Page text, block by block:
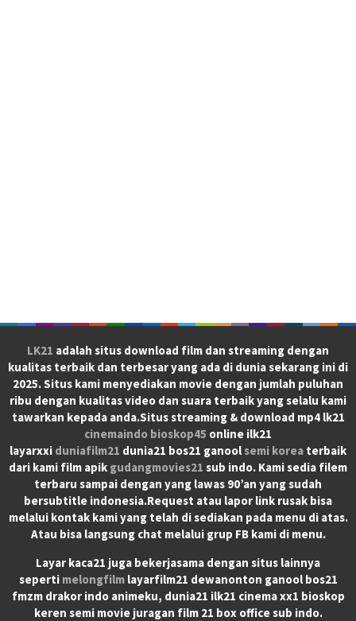
LK21 adalah situs download film dan streaming dengan
kualitas terbaik dan terbesar yang ada di dunia sekarang ini di
2025. Situs kami menyediakan movie dengan jumlah puluhan
ribu dengan kualitas video dan suara terbaik yang selalu kami
tawarkan kepada anda.Situs streaming & download mp4 lk21
cinemaindo bioskop45 online ilk21
layarxxi duniafilm21 dunia21 bos21 ganool semi korea terbaik
dari kami film apik gudangmovies21 sub indo. Kami sedia filem
terbaru sampai dengan yang lawas 90’an yang sudah
bersubtitle indonesia.Request atau lapor link rusak bisa
melalui kontak kami yang telah di sediakan pada menu di atas.
Atau bisa langsung chat melalui grup FB kami di menu.
Layar kaca21 juga bekerjasama dengan situs lainnya
seperti melongfilmlayarfilm21 dewanonton ganool bos21
fmzm drakor indo animeku, dunia21 ilk21 cinema xx1 bioskop
keren semi movie juragan film 21 box office sub indo.